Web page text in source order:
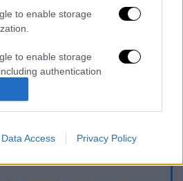
to enable storage
to enable storage
authentication
prevention, and other
Data Access Privacy Policy
ανακάλυψαν τον τέταρτο
μεταδοτικού καρκίνου στον
2026: «Θα ανατινάξω τον Μέσι με
βόμβες» - Οι τρομοκρατικές
που ερεύνησε το FBI
Κρήτη: Τουρίστας μπήκε σε
και ρώτησε πόσο «κοστίζει»